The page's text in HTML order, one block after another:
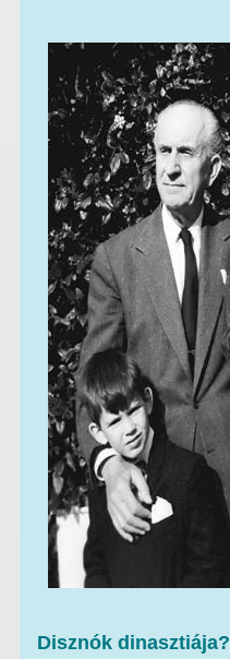
Disznók dinasztiája?